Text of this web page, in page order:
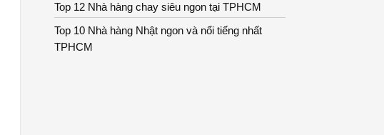
Top 12 Nhà hàng chay siêu ngon tại TPHCM
Top 10 Nhà hàng Nhật ngon và nổi tiếng nhất
TPHCM